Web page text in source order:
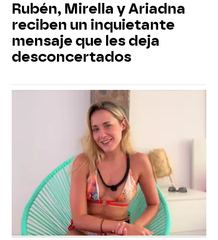
Rubén, Mirella y Ariadna
reciben un inquietante
mensaje que les deja
desconcertados